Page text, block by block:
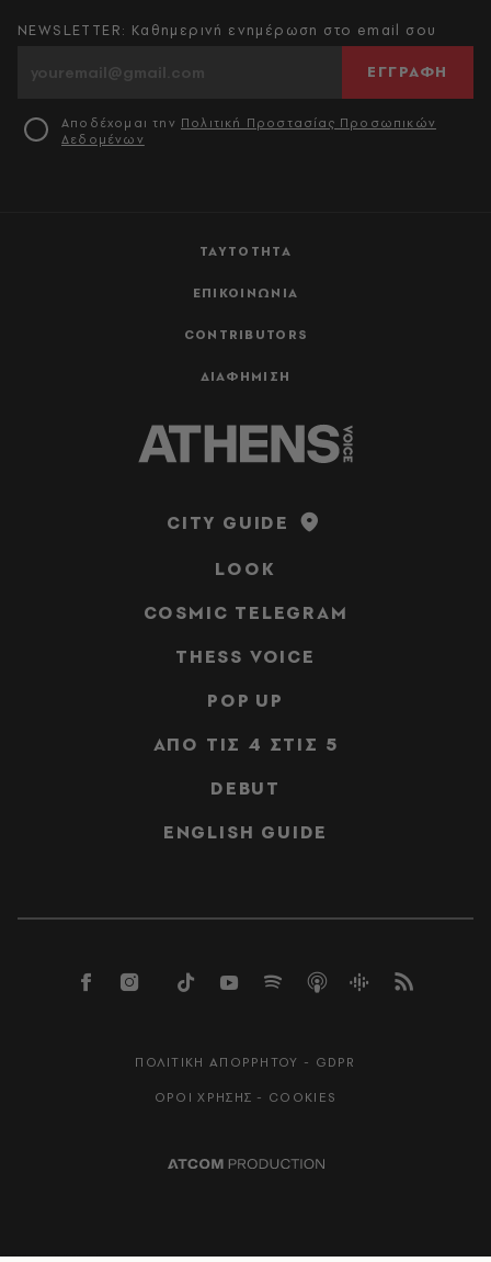
ΤΑΥΤΟΤΗΤΑ
ΕΠΙΚΟΙΝΩΝΙΑ
CONTRIBUTORS
ΔΙΑΦΗΜΙΣΗ
NEWSLETTER: Καθημερινή ενημέρωση στο email σου
ΕΓΓΡΑΦΗ
Αποδέχομαι την Πολιτική Προστασίας Προσωπικών
Δεδομένων
CITY GUIDE
LOOK
COSMIC TELEGRAM
THESS VOICE
POP UP
ΑΠΟ ΤΙΣ 4 ΣΤΙΣ 5
DEBUT
ENGLISH GUIDE
ΠΟΛΙΤΙΚΗ ΑΠΟΡΡΗΤΟΥ - GDPR
ΟΡΟΙ ΧΡΗΣΗΣ - COOKIES